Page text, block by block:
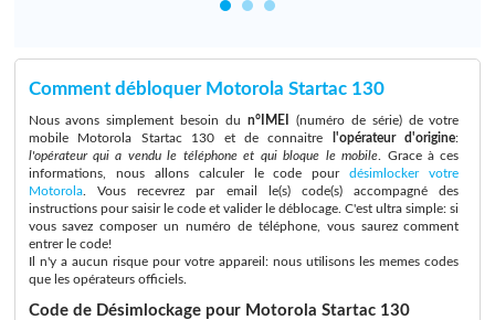
Comment débloquer Motorola Startac 130
Nous avons simplement besoin du n°IMEI
(numéro de série) de votre
mobile Motorola Startac 130 et de connaitre
l'opérateur d'origine:
l'opérateur qui a vendu le téléphone et qui bloque le mobile . Grace à ces
informations, nous allons calculer le code pourdésimlocker votre
Motorola. Vous recevrez par email le(s) code(s) accompagné des
instructions pour saisir le code et valider le déblocage. C'est ultra simple: si
vous savez composer un numéro de téléphone, vous saurez comment
entrer le code!
Il n'y a aucun risque pour votre appareil: nous utilisons les memes codes
que les opérateurs officiels.
Code de Désimlockage pour Motorola Startac 130